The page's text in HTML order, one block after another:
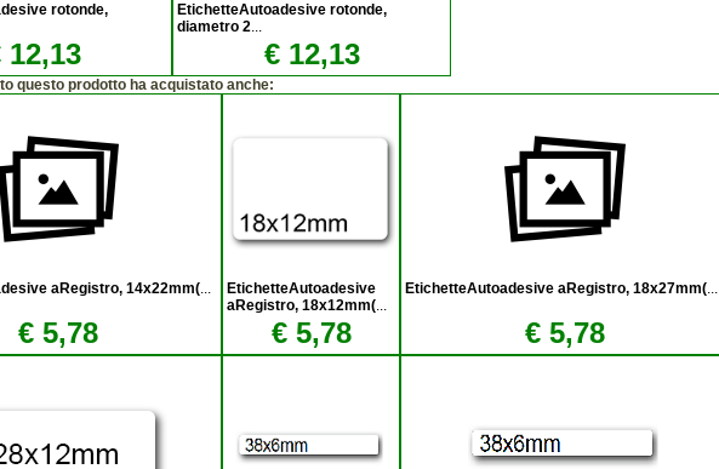
rotonde,
12,13
EtichetteAutoadesive rotonde,
diametro 2...
€ 12,13
questo prodotto ha acquistato anche:
aRegistro, 14x22mm(...
€ 5,78
EtichetteAutoadesive
aRegistro, 18x12mm(...
€ 5,78
EtichetteAutoadesive aRegistro, 18x27mm(...
€ 5,78